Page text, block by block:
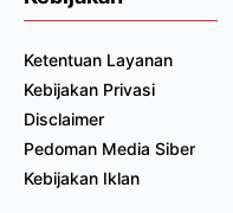
Ketentuan Layanan
Kebijakan Privasi
Disclaimer
Pedoman Media Siber
Kebijakan Iklan